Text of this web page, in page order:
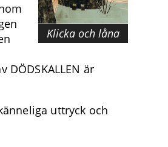
Klicka och låna
är
uttryck och